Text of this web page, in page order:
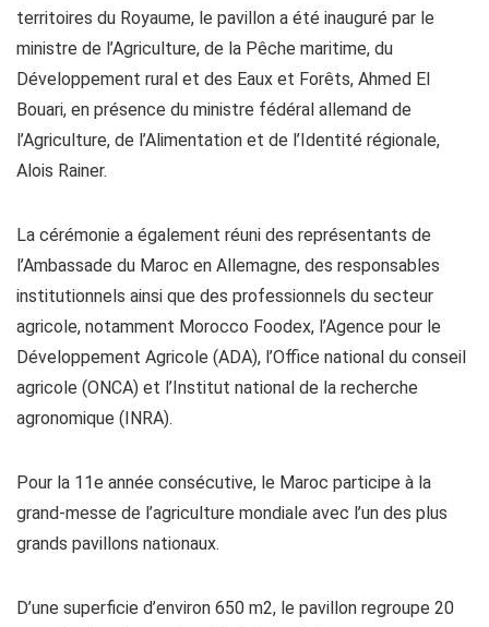
territoires du Royaume, le pavillon a été inauguré par le
ministre de l’Agriculture, de la Pêche maritime, du
Développement rural et des Eaux et Forêts, Ahmed El
Bouari, en présence du ministre fédéral allemand de
l’Agriculture, de l’Alimentation et de l’Identité régionale,
Alois Rainer.
La cérémonie a également réuni des représentants de
l’Ambassade du Maroc en Allemagne, des responsables
institutionnels ainsi que des professionnels du secteur
agricole, notamment Morocco Foodex, l’Agence pour le
Développement Agricole (ADA), l’Office national du conseil
agricole (ONCA) et l’Institut national de la recherche
agronomique (INRA).
Pour la 11e année consécutive, le Maroc participe à la
grand-messe de l’agriculture mondiale avec l’un des plus
grands pavillons nationaux.
D’une superficie d’environ 650 m2, le pavillon regroupe 20